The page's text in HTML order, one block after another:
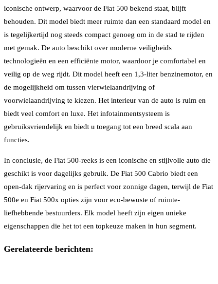
iconische ontwerp, waarvoor de Fiat 500 bekend staat, blijft
behouden. Dit model biedt meer ruimte dan een standaard model en
is tegelijkertijd nog steeds compact genoeg om in de stad te rijden
met gemak. De auto beschikt over moderne veiligheids
technologieën en een efficiënte motor, waardoor je comfortabel en
veilig op de weg rijdt. Dit model heeft een 1,3-liter benzinemotor, en
de mogelijkheid om tussen vierwielaandrijving of
voorwielaandrijving te kiezen. Het interieur van de auto is ruim en
biedt veel comfort en luxe. Het infotainmentsysteem is
gebruiksvriendelijk en biedt u toegang tot een breed scala aan
functies.
In conclusie, de Fiat 500-reeks is een iconische en stijlvolle auto die
geschikt is voor dagelijks gebruik. De Fiat 500 Cabrio biedt een
open-dak rijervaring en is perfect voor zonnige dagen, terwijl de Fiat
500e en Fiat 500x opties zijn voor eco-bewuste of ruimte-
liefhebbende bestuurders. Elk model heeft zijn eigen unieke
eigenschappen die het tot een topkeuze maken in hun segment.
Gerelateerde berichten: